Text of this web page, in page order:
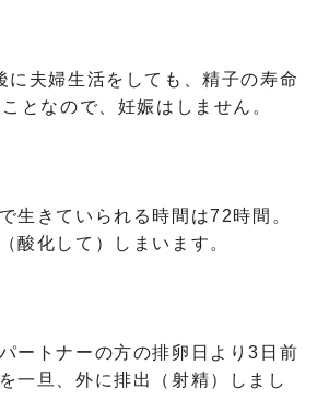
に夫婦生活をしても、精子の寿命
となので、妊娠はしません。
生きていられる時間は72時間。
酸化して）しまいます。
ートナーの方の排卵日より3日前
一旦、外に排出（射精）しまし